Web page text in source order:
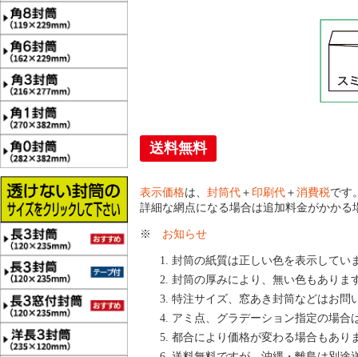
送料無料
表示価格は、 封筒代 ＋ 印刷代 ＋ 消費税です
詳細な網点になる場合は追加料金がかかる
※ お知らせ
封筒の紙質は正しい色を表示してい
封筒の厚みにより、無い色もありま
特注サイズ、窓あき封筒などはお問
アミ点、グラデーション指定の場合
都合により価格が変わる場合もあり